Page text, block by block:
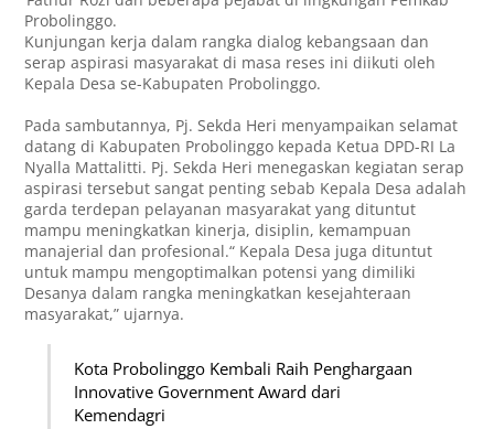
Probolinggo.
Kunjungan kerja dalam rangka dialog kebangsaan dan
serap aspirasi masyarakat di masa reses ini diikuti oleh
Kepala Desa se-Kabupaten Probolinggo.
Pada sambutannya, Pj. Sekda Heri menyampaikan selamat
datang di Kabupaten Probolinggo kepada Ketua DPD-RI La
Nyalla Mattalitti. Pj. Sekda Heri menegaskan kegiatan serap
aspirasi tersebut sangat penting sebab Kepala Desa adalah
garda terdepan pelayanan masyarakat yang dituntut
mampu meningkatkan kinerja, disiplin, kemampuan
manajerial dan profesional.“ Kepala Desa juga dituntut
untuk mampu mengoptimalkan potensi yang dimiliki
Desanya dalam rangka meningkatkan kesejahteraan
masyarakat,” ujarnya.
Kota Probolinggo Kembali Raih Penghargaan
Innovative Government Award dari
Kemendagri